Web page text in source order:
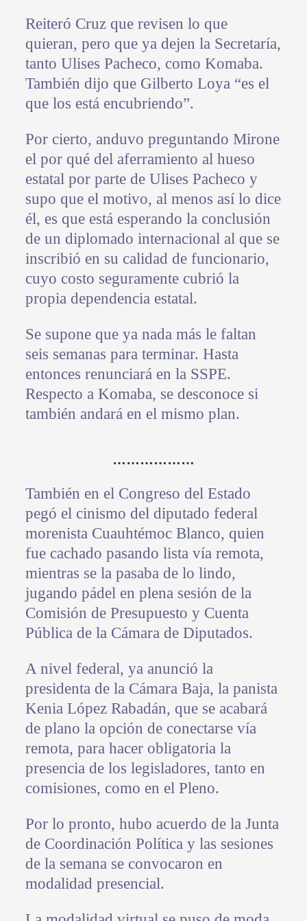
Reiteró Cruz que revisen lo que
quieran, pero que ya dejen la Secretaría,
tanto Ulises Pacheco, como Komaba.
También dijo que Gilberto Loya “es el
que los está encubriendo”.
Por cierto, anduvo preguntando Mirone
el por qué del aferramiento al hueso
estatal por parte de Ulises Pacheco y
supo que el motivo, al menos así lo dice
él, es que está esperando la conclusión
de un diplomado internacional al que se
inscribió en su calidad de funcionario,
cuyo costo seguramente cubrió la
propia dependencia estatal.
Se supone que ya nada más le faltan
seis semanas para terminar. Hasta
entonces renunciará en la SSPE.
Respecto a Komaba, se desconoce si
también andará en el mismo plan.
………………
También en el Congreso del Estado
pegó el cinismo del diputado federal
morenista Cuauhtémoc Blanco, quien
fue cachado pasando lista vía remota,
mientras se la pasaba de lo lindo,
jugando pádel en plena sesión de la
Comisión de Presupuesto y Cuenta
Pública de la Cámara de Diputados.
A nivel federal, ya anunció la
presidenta de la Cámara Baja, la panista
Kenia López Rabadán, que se acabará
de plano la opción de conectarse vía
remota, para hacer obligatoria la
presencia de los legisladores, tanto en
comisiones, como en el Pleno.
Por lo pronto, hubo acuerdo de la Junta
de Coordinación Política y las sesiones
de la semana se convocaron en
modalidad presencial.